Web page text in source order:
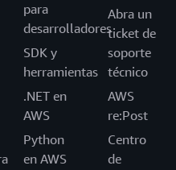
para
desarrolladores
SDK y
herramientas
.NET en
AWS
Python
en AWS
Abra un
ticket de
soporte
técnico
AWS
re:Post
Centro
de